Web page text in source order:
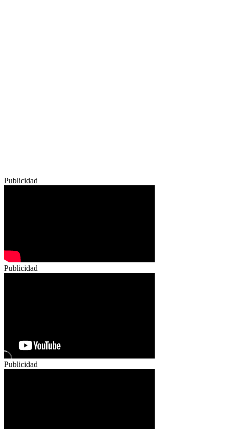
Publicidad
Publicidad
Publicidad